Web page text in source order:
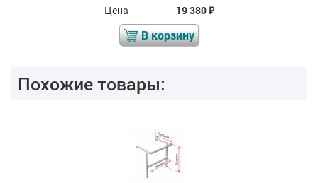
Цена 19 380₽
В корзину
Похожие товары: